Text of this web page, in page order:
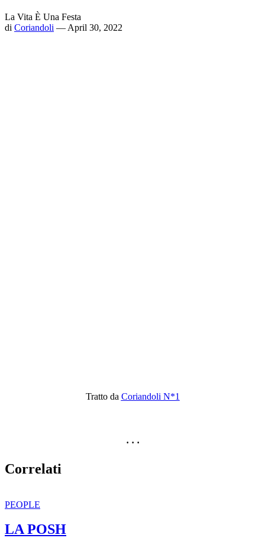
La Vita È Una Festa
di Coriandoli — April 30, 2022
Tratto da Coriandoli N*1
· · ·
Correlati
PEOPLE
LA POSH